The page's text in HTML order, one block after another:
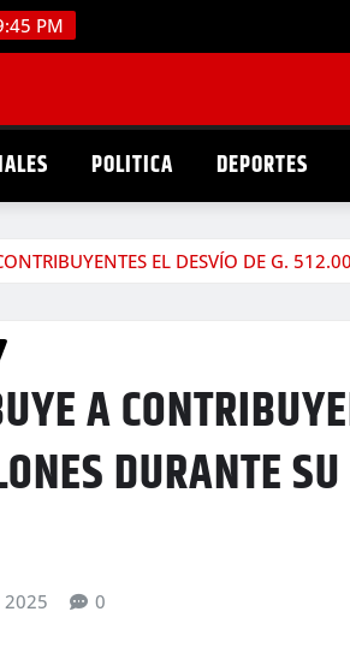
PM
POLITICA DEPORTES
EL DESVÍO DE G.
A
DURANTE SU
2025 0